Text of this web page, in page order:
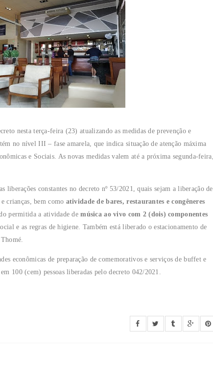
nesta terça-feira (23) atualizando as medidas de prevenção e
no nível III – fase amarela, que indica situação de atenção máxima
e Sociais. As novas medidas valem até a próxima segunda-feira,
liberações constantes no decreto nº 53/2021, quais sejam a liberação de
crianças, bem como atividade de bares, restaurantes e congêneres
permitida a atividade de música ao vivo com 2 (dois) componentes
e as regras de higiene. Também está liberado o estacionamento de
econômicas de preparação de comemorativos e serviços de buffet e
100 (cem) pessoas liberadas pelo decreto 042/2021.